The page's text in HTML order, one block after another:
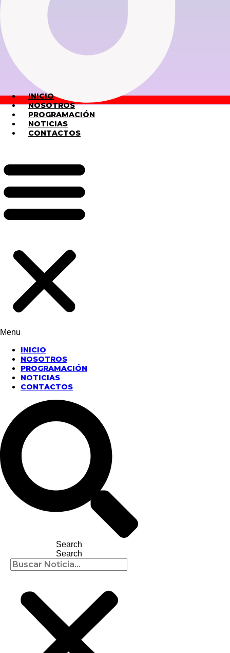
INICIO
NOSOTROS
PROGRAMACIÓN
NOTICIAS
CONTACTOS
Menu
INICIO
NOSOTROS
PROGRAMACIÓN
NOTICIAS
CONTACTOS
Search
Search